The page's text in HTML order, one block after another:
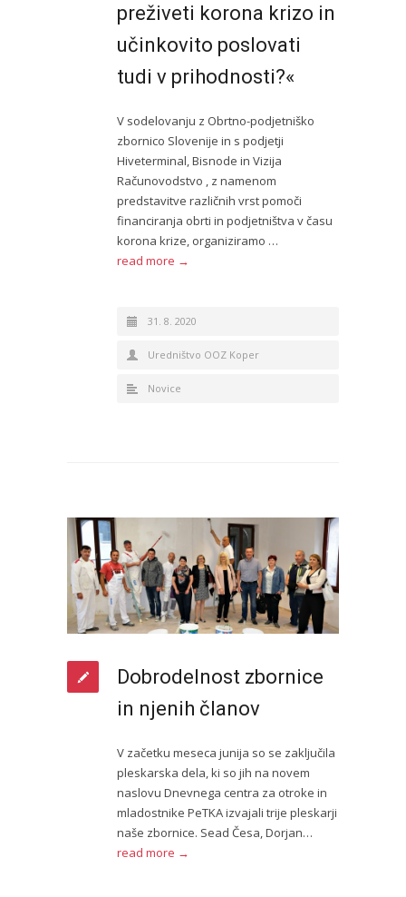
preživeti korona krizo in
učinkovito poslovati
tudi v prihodnosti?«
V sodelovanju z Obrtno-podjetniško
zbornico Slovenije in s podjetji
Hiveterminal, Bisnode in Vizija
Računovodstvo , z namenom
predstavitve različnih vrst pomoči
financiranja obrti in podjetništva v času
korona krize, organiziramo …
read more →
31. 8. 2020
Uredništvo OOZ Koper
Novice
Dobrodelnost zbornice
in njenih članov
V začetku meseca junija so se zaključila
pleskarska dela, ki so jih na novem
naslovu Dnevnega centra za otroke in
mladostnike PeTKA izvajali trije pleskarji
naše zbornice. Sead Česa, Dorjan…
read more →